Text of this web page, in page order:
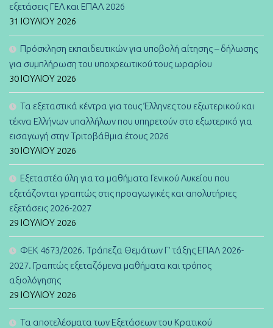
εξετάσεις ΓΕΛ και ΕΠΑΛ 2026
31 ΙΟΥΛΊΟΥ 2026
Πρόσκληση εκπαιδευτικών για υποβολή αίτησης – δήλωσης
για συμπλήρωση του υποχρεωτικού τους ωραρίου
30 ΙΟΥΛΊΟΥ 2026
Τα εξεταστικά κέντρα για τους Έλληνες του εξωτερικού και
τέκνα Ελλήνων υπαλλήλων που υπηρετούν στο εξωτερικό για
εισαγωγή στην Τριτοβάθμια έτους 2026
30 ΙΟΥΛΊΟΥ 2026
Εξεταστέα ύλη για τα μαθήματα Γενικού Λυκείου που
εξετάζονται γραπτώς στις προαγωγικές και απολυτήριες
εξετάσεις 2026-2027
29 ΙΟΥΛΊΟΥ 2026
ΦΕΚ 4673/2026. Τράπεζα Θεμάτων Γ’ τάξης ΕΠΑΛ 2026-
2027. Γραπτώς εξεταζόμενα μαθήματα και τρόπος
αξιολόγησης
29 ΙΟΥΛΊΟΥ 2026
Τα αποτελέσματα των Εξετάσεων του Κρατικού